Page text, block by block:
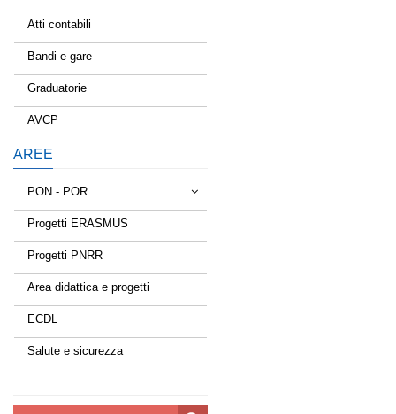
Atti contabili
Bandi e gare
Graduatorie
AVCP
AREE
PON - POR
Tessere la rete
Estate a scuola
Scuola d'estate
Progetti ERASMUS
Progetti PNRR
Area didattica e progetti
ECDL
Salute e sicurezza